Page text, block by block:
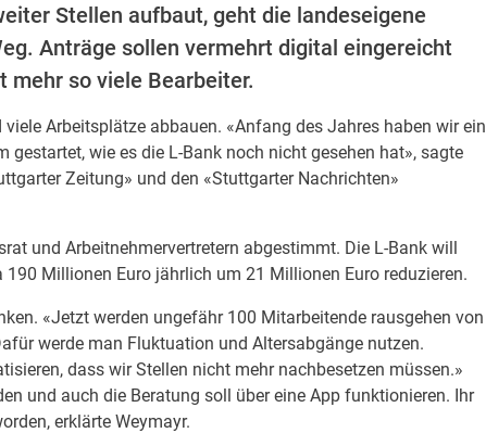
Stellen aufbaut, geht die landeseigene
Anträge sollen vermehrt digital eingereicht
mehr so viele Bearbeiter.
Arbeitsplätze abbauen. «Anfang des Jahres haben wir ein
gestartet, wie es die L-Bank noch nicht gesehen hat», sagte
Zeitung» und den «Stuttgarter Nachrichten»
und Arbeitnehmervertretern abgestimmt. Die L-Bank will
Millionen Euro jährlich um 21 Millionen Euro reduzieren.
«Jetzt werden ungefähr 100 Mitarbeitende rausgehen von
werde man Fluktuation und Altersabgänge nutzen.
dass wir Stellen nicht mehr nachbesetzen müssen.»
und auch die Beratung soll über eine App funktionieren. Ihr
erklärte Weymayr.